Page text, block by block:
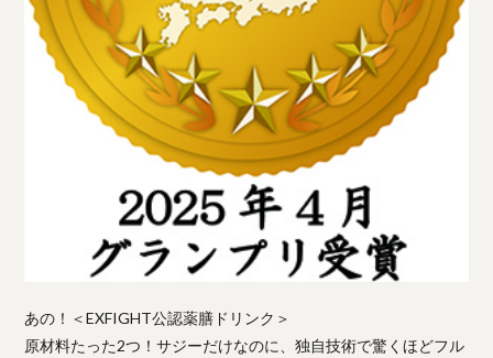
あの！＜EXFIGHT公認薬膳ドリンク＞
原材料たった2つ！サジーだけなのに、独自技術で驚くほどフル